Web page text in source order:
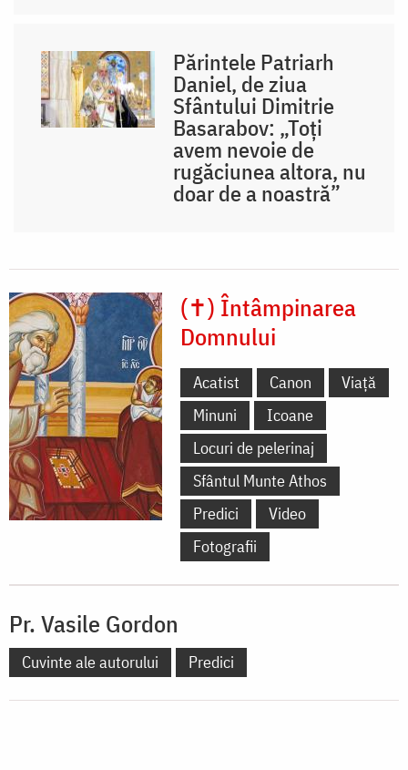
Părintele Patriarh
Daniel, de ziua
Sfântului Dimitrie
Basarabov: „Toți
avem nevoie de
rugăciunea altora, nu
doar de a noastră”
(✝) Întâmpinarea
Domnului
Acatist Canon
Viață
Minuni
Icoane
Locuri de pelerinaj
Sfântul Munte Athos
Predici
Video
Fotografii
Pr. Vasile Gordon
Cuvinte ale autorului Predici